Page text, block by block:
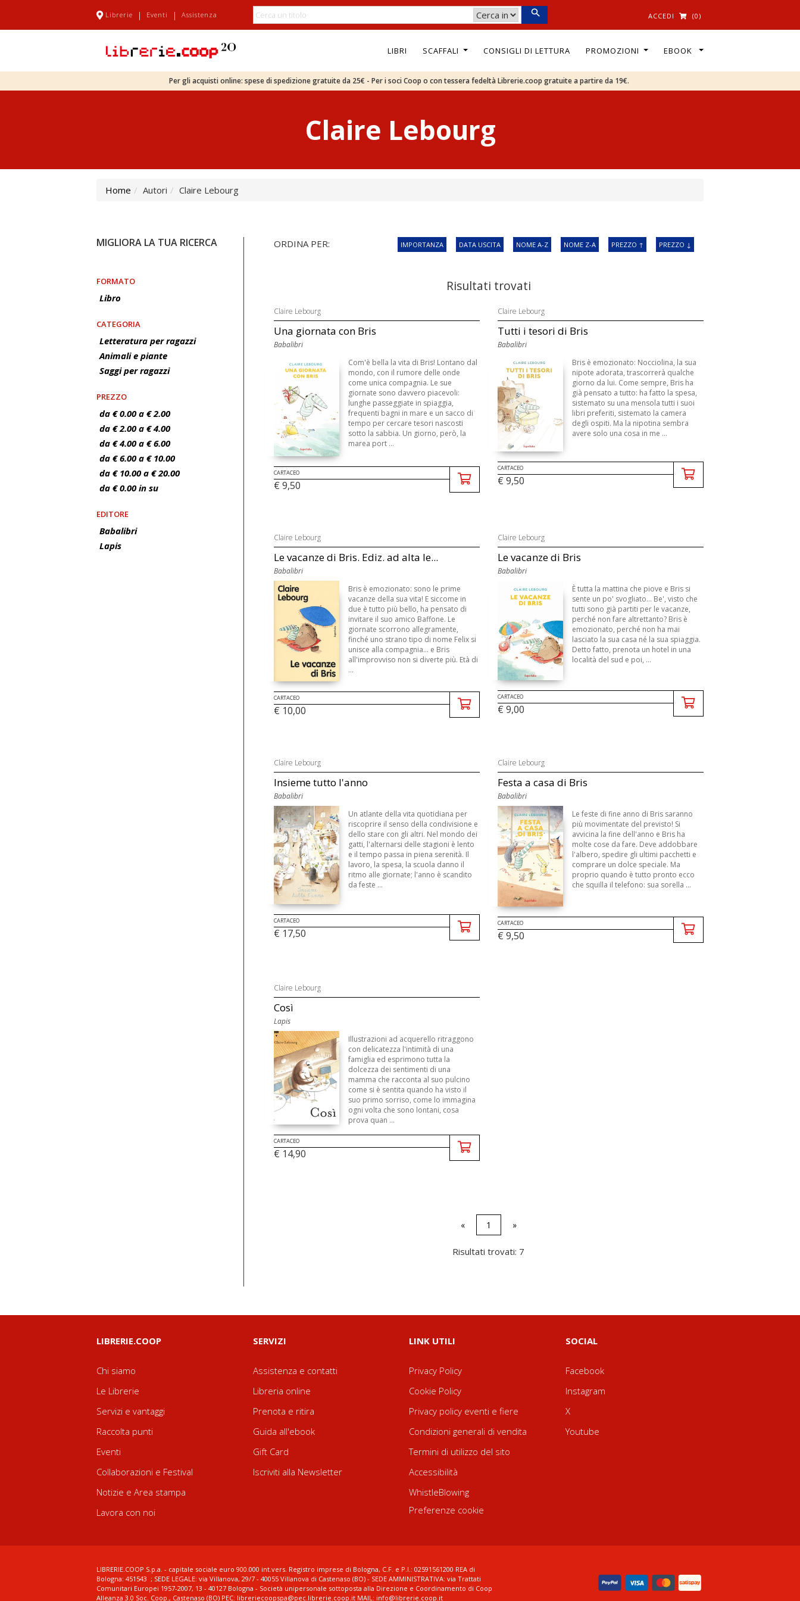
Librerie | Eventi | Assistenza ACCEDI (0)
LIBRI SCAFFALI CONSIGLI DI LETTURA PROMOZIONI EBOOK
Per gli acquisti online: spese di spedizione gratuite da 25€ - Per i soci Coop o con tessera fedeltà Librerie.coop gratuite a partire da 19€.
Claire Lebourg
Home Autori Claire Lebourg
MIGLIORA LA TUA RICERCA
FORMATO
Libro
CATEGORIA
Letteratura per ragazzi
Animali e piante
Saggi per ragazzi
PREZZO
da € 0.00 a € 2.00
da € 2.00 a € 4.00
da € 4.00 a € 6.00
da € 6.00 a € 10.00
da € 10.00 a € 20.00
da € 0.00 in su
EDITORE
Babalibri
Lapis
ORDINA PER: IMPORTANZA DATA USCITA NOME A-Z NOME Z-A PREZZO ↑ PREZZO ↓
Risultati trovati
Claire Lebourg
Una giornata con Bris
Babalibri
Com'è bella la vita di Bris! Lontano dal
mondo, con il rumore delle onde
come unica compagnia. Le sue
giornate sono davvero piacevoli:
lunghe passeggiate in spiaggia,
frequenti bagni in mare e un sacco di
tempo per cercare tesori nascosti
sotto la sabbia. Un giorno, però, la
marea port ...
CARTACEO
€ 9,50
Claire Lebourg
Tutti i tesori di Bris
Babalibri
Bris è emozionato: Nocciolina, la sua
nipote adorata, trascorrerà qualche
giorno da lui. Come sempre, Bris ha
già pensato a tutto: ha fatto la spesa,
sistemato su una mensola tutti i suoi
libri preferiti, sistemato la camera
degli ospiti. Ma la nipotina sembra
avere solo una cosa in me ...
CARTACEO
€ 9,50
Claire Lebourg
Le vacanze di Bris. Ediz. ad alta le...
Babalibri
Bris è emozionato: sono le prime
vacanze della sua vita! E siccome in
due è tutto più bello, ha pensato di
invitare il suo amico Baffone. Le
giornate scorrono allegramente,
finché uno strano tipo di nome Felix si
unisce alla compagnia... e Bris
all'improvviso non si diverte più. Età di
...
CARTACEO
€ 10,00
Claire Lebourg
Le vacanze di Bris
Babalibri
È tutta la mattina che piove e Bris si
sente un po' svogliato... Be', visto che
tutti sono già partiti per le vacanze,
perché non fare altrettanto? Bris è
emozionato, perché non ha mai
lasciato la sua casa né la sua spiaggia.
Detto fatto, prenota un hotel in una
località del sud e poi, ...
CARTACEO
€ 9,00
Claire Lebourg
Insieme tutto l'anno
Babalibri
Un atlante della vita quotidiana per
riscoprire il senso della condivisione e
dello stare con gli altri. Nel mondo dei
gatti, l'alternarsi delle stagioni è lento
e il tempo passa in piena serenità. Il
lavoro, la spesa, la scuola danno il
ritmo alle giornate; l'anno è scandito
da feste ...
CARTACEO
€ 17,50
Claire Lebourg
Festa a casa di Bris
Babalibri
Le feste di fine anno di Bris saranno
più movimentate del previsto! Si
avvicina la fine dell'anno e Bris ha
molte cose da fare. Deve addobbare
l'albero, spedire gli ultimi pacchetti e
comprare un dolce speciale. Ma
proprio quando è tutto pronto ecco
che squilla il telefono: sua sorella ...
CARTACEO
€ 9,50
Claire Lebourg
Così
Lapis
Illustrazioni ad acquerello ritraggono
con delicatezza l'intimità di una
famiglia ed esprimono tutta la
dolcezza dei sentimenti di una
mamma che racconta al suo pulcino
come si è sentita quando ha visto il
suo primo sorriso, come lo immagina
ogni volta che sono lontani, cosa
prova quan ...
CARTACEO
€ 14,90
« 1 »
Risultati trovati: 7
LIBRERIE.COOP
Chi siamo
Le Librerie
Servizi e vantaggi
Raccolta punti
Eventi
Collaborazioni e Festival
Notizie e Area stampa
Lavora con noi
SERVIZI
Assistenza e contatti
Libreria online
Prenota e ritira
Guida all'ebook
Gift Card
Iscriviti alla Newsletter
LINK UTILI
Privacy Policy
Cookie Policy
Privacy policy eventi e fiere
Condizioni generali di vendita
Termini di utilizzo del sito
Accessibilità
WhistleBlowing
Preferenze cookie
SOCIAL
Facebook
Instagram
X
Youtube
LIBRERIE.COOP S.p.a. - capitale sociale euro 900.000 int.vers. Registro imprese di Bologna, C.F. e P.I.: 02591561200 REA di
Bologna: 451543 ; SEDE LEGALE: via Villanova, 29/7 - 40055 Villanova di Castenaso (BO) - SEDE AMMINISTRATIVA: via Trattati
Comunitari Europei 1957-2007, 13 - 40127 Bologna - Società unipersonale sottoposta alla Direzione e Coordinamento di Coop
Alleanza 3.0 Soc. Coop., Castenaso (BO) PEC: libreriecoopspa@pec.librerie.coop.it MAIL: info@librerie.coop.it